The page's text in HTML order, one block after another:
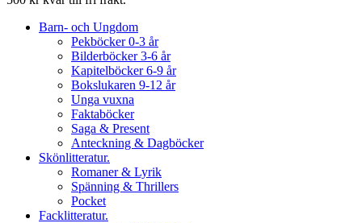
Barn- och Ungdom
Pekböcker 0-3 år
Bilderböcker 3-6 år
Kapitelböcker 6-9 år
Bokslukaren 9-12 år
Unga vuxna
Faktaböcker
Saga & Present
Anteckning & Dagböcker
Skönlitteratur.
Romaner & Lyrik
Spänning & Thrillers
Pocket
Facklitteratur.